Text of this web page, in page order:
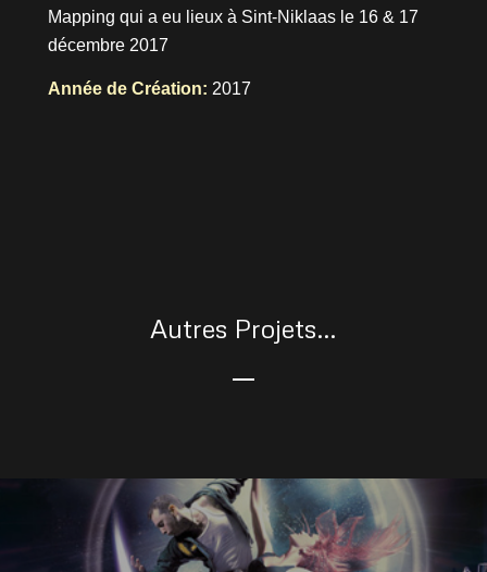
Mapping qui a eu lieux à Sint-Niklaas le 16 & 17
décembre 2017
Année de Création: 2017
Autres Projets…